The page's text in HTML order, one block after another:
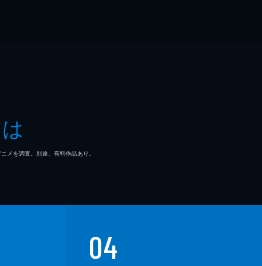
を調査。別途、有料作品あり。
04